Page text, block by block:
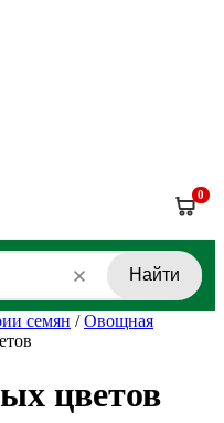
0
Найти
семян /Овощная
цветов